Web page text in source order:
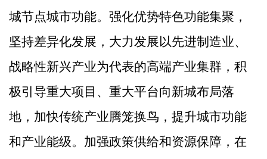
城节点城市功能。强化优势特色功能集聚，
坚持差异化发展，大力发展以先进制造业、
战略性新兴产业为代表的高端产业集群，积
极引导重大项目、重大平台向新城布局落
地，加快传统产业腾笼换鸟，提升城市功能
和产业能级。加强政策供给和资源保障，在